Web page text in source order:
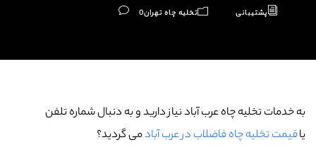
پشتیبانی تخلیه چاه تهران0
به خدمات تخلیه چاه عرب‌ آباد نیاز دارید و به دنبال شماره تلفن
یاقیمت تخلیه چاه فاضلاب در عرب‌ آبادمی گردید؟